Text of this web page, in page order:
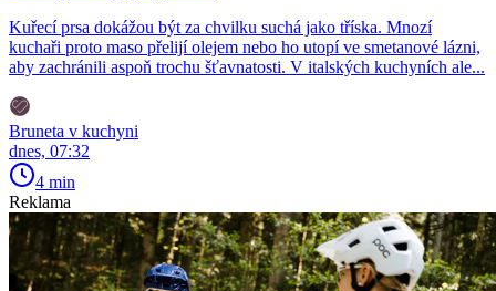
Kuřecí prsa dokážou být za chvilku suchá jako tříska. Mnozí
kuchaři proto maso přelijí olejem nebo ho utopí ve smetanové lázni,
aby zachránili aspoň trochu šťavnatosti. V italských kuchyních ale...
Bruneta v kuchyni
dnes, 07:32
4 min
Reklama